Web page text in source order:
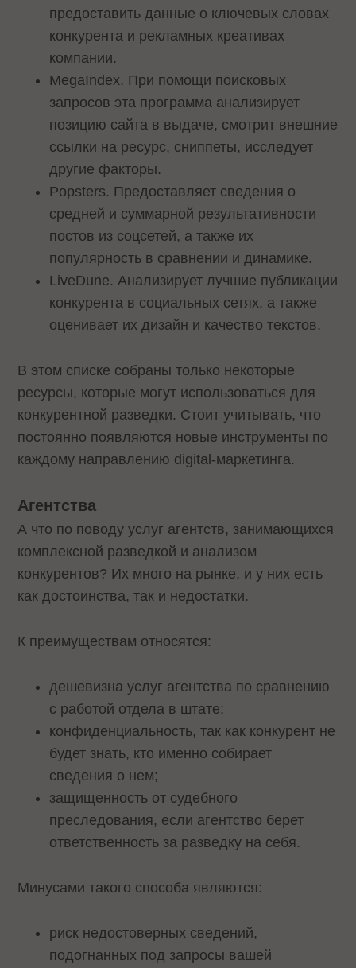
предоставить данные о ключевых словах
конкурента и рекламных креативах
компании.
MegaIndex. При помощи поисковых
запросов эта программа анализирует
позицию сайта в выдаче, смотрит внешние
ссылки на ресурс, сниппеты, исследует
другие факторы.
Popsters. Предоставляет сведения о
средней и суммарной результативности
постов из соцсетей, а также их
популярность в сравнении и динамике.
LiveDune. Анализирует лучшие публикации
конкурента в социальных сетях, а также
оценивает их дизайн и качество текстов.
В этом списке собраны только некоторые
ресурсы, которые могут использоваться для
конкурентной разведки. Стоит учитывать, что
постоянно появляются новые инструменты по
каждому направлению digital-маркетинга.
Агентства
А что по поводу услуг агентств, занимающихся
комплексной разведкой и анализом
конкурентов? Их много на рынке, и у них есть
как достоинства, так и недостатки.
К преимуществам относятся:
дешевизна услуг агентства по сравнению
с работой отдела в штате;
конфиденциальность, так как конкурент не
будет знать, кто именно собирает
сведения о нем;
защищенность от судебного
преследования, если агентство берет
ответственность за разведку на себя.
Минусами такого способа являются:
риск недостоверных сведений,
подогнанных под запросы вашей